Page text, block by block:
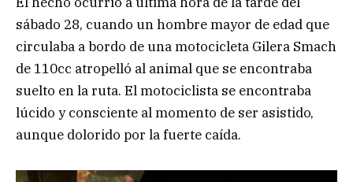
sábado 28, cuando un hombre mayor de edad que
circulaba a bordo de una motocicleta Gilera Smach
de 110cc atropelló al animal que se encontraba
suelto en la ruta. El motociclista se encontraba
lúcido y consciente al momento de ser asistido,
aunque dolorido por la fuerte caída.